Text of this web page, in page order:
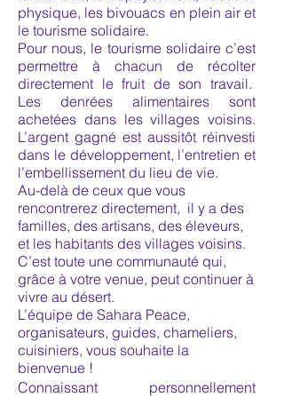
physique, les bivouacs en plein air et
le tourisme solidaire.
Pour nous, le tourisme solidaire c’est
permettre à chacun de récolter
directement le fruit de son travail.
Les denrées alimentaires sont
achetées dans les villages voisins.
L’argent gagné est aussitôt réinvesti
dans le développement, l’entretien et
l’embellissement du lieu de vie.
Au-delà de ceux que vous
rencontrerez directement, il y a des
familles, des artisans, des éleveurs,
et les habitants des villages voisins.
C’est toute une communauté qui,
grâce à votre venue, peut continuer à
vivre au désert.
L’équipe de Sahara Peace,
organisateurs, guides, chameliers,
cuisiniers, vous souhaite la
bienvenue !
Connaissant personnellement